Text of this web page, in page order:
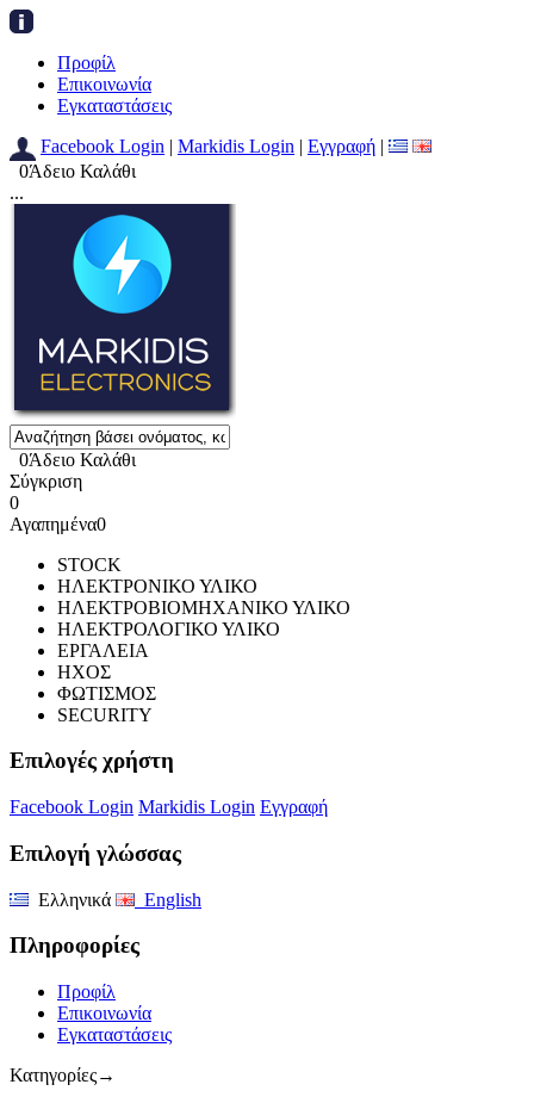
Προφίλ
Επικοινωνία
Εγκαταστάσεις
Facebook Login | Markidis Login | Εγγραφή |
0Άδειο Καλάθι
...
0Άδειο Καλάθι
Σύγκριση
0
Αγαπημένα0
STOCK
ΗΛΕΚΤΡΟΝΙΚΟ ΥΛΙΚΟ
ΗΛΕΚΤΡΟΒΙΟΜΗΧΑΝΙΚΟ ΥΛΙΚΟ
ΗΛΕΚΤΡΟΛΟΓΙΚΟ ΥΛΙΚΟ
ΕΡΓΑΛΕΙΑ
ΗΧΟΣ
ΦΩΤΙΣΜΟΣ
SECURITY
Επιλογές χρήστη
Facebook Login Markidis Login Εγγραφή
Επιλογή γλώσσας
Ελληνικά English
Πληροφορίες
Προφίλ
Επικοινωνία
Εγκαταστάσεις
Κατηγορίες→